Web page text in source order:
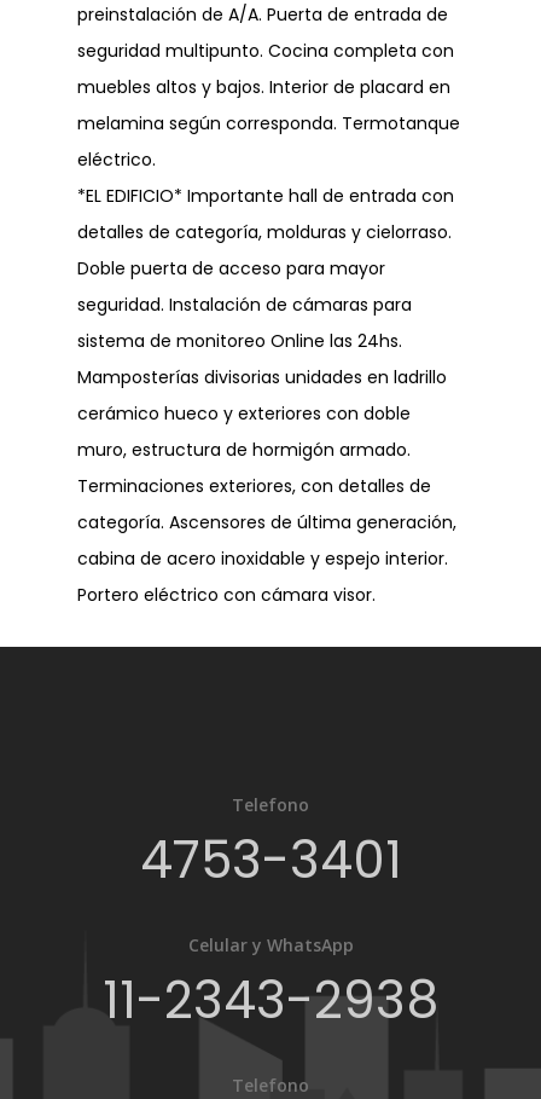
preinstalación de A/A. Puerta de entrada de
seguridad multipunto. Cocina completa con
muebles altos y bajos. Interior de placard en
melamina según corresponda. Termotanque
eléctrico.
*EL EDIFICIO* Importante hall de entrada con
detalles de categoría, molduras y cielorraso.
Doble puerta de acceso para mayor
seguridad. Instalación de cámaras para
sistema de monitoreo Online las 24hs.
Mamposterías divisorias unidades en ladrillo
cerámico hueco y exteriores con doble
muro, estructura de hormigón armado.
Terminaciones exteriores, con detalles de
categoría. Ascensores de última generación,
cabina de acero inoxidable y espejo interior.
Portero eléctrico con cámara visor.
Telefono
4753-3401
Celular y WhatsApp
11-2343-2938
Telefono